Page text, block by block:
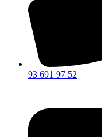
93 691 97 52